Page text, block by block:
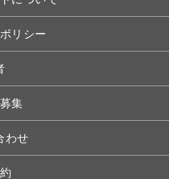
リシー
集
わせ